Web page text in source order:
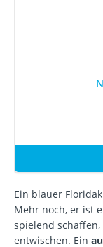
Ein blauer
Mehr noch, er ist
spielend
entwischen. Ein